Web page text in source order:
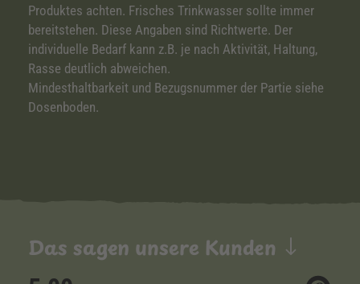
Produktes achten. Frisches Trinkwasser sollte immer
bereitstehen. Diese Angaben sind Richtwerte. Der
individuelle Bedarf kann z.B. je nach Aktivität, Haltung,
Rasse deutlich abweichen.
Mindesthaltbarkeit und Bezugsnummer der Partie siehe
Dosenboden.
Das sagen unsere Kunden